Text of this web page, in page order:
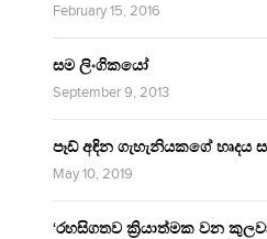
February 15, 2016
සම ලිංගිකයෝ
September 9, 2013
පෑඩ් අඳින ගැහැනියකගේ හෘදය
May 10, 2019
‘රහසිගතව ක්‍රියාත්මක වන